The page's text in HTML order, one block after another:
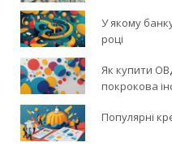
У якому
році
Як купити
покрокова
Популярні